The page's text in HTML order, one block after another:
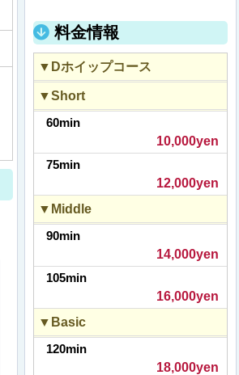
料金情報
▼Dホイップコース
▼Short
60min
10,000yen
75min
12,000yen
▼Middle
90min
14,000yen
105min
16,000yen
▼Basic
120min
18,000yen